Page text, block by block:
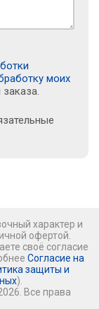
моих
характер и
офертой.
своё согласие
Согласие на
защиты и
).
Все права